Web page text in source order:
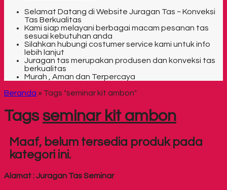
Selamat Datang di Website Juragan Tas ~ Konveksi
Tas Berkualitas
Kami siap melayani berbagai macam pesanan tas
sesuai kebutuhan anda
Silahkan hubungi costumer service kami untuk info
lebih lanjut
Juragan tas merupakan produsen dan konveksi tas
berkualitas
Murah , Aman dan Terpercaya
Beranda » Tags "seminar kit ambon"
Tagsseminar kit ambon
Maaf, belum tersedia produk pada
kategori ini.
Alamat : Juragan Tas Seminar